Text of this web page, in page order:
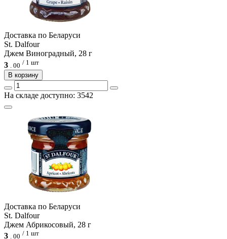
Доcтавка по Беларуси
St. Dalfour
Джем Виноградный, 28 г
3
00 / 1 шт
В корзину
На складе доступно: 3542
Доcтавка по Беларуси
St. Dalfour
Джем Абрикосовый, 28 г
3 . 00 / 1 шт